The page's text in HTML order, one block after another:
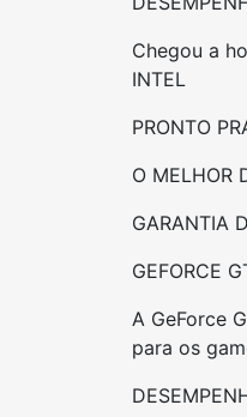
Chegou a
INTEL
PRONTO
O MELHOR
GARANTIA
GEFORCE
A GeForce
para os